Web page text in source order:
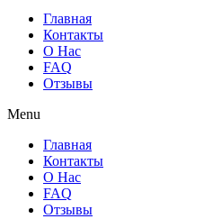
Главная
Контакты
О Нас
FAQ
Отзывы
Menu
Главная
Контакты
О Нас
FAQ
Отзывы